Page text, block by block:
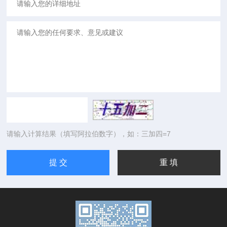
请输入计算结果（填写阿拉伯数字），如：三加四=7